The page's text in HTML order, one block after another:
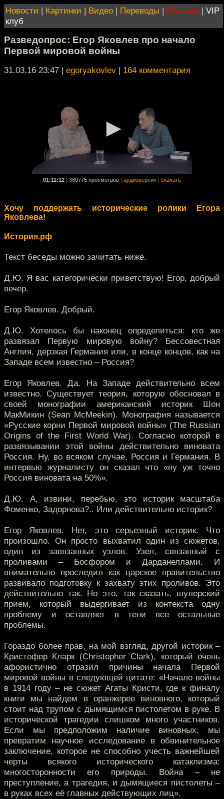
Новости | Картинки | Видео | Переводы | Магазин | VIP
клуб
Разведопрос: Егор Яковлев про начало
Первой мировой войны
31.03.16 23:47 | egoryakovlev | 164 комментария
01:11:12 380775 просмотров аудиоверсия скачать
Хочу поддержать исторические ролики Егора
Яковлева!
История.рф
Текст беседы можно зачитать ниже.
Д.Ю. Я вас категорически приветствую! Егор, добрый
вечер.
Егор Яковлев. Добрый.
Д.Ю. Хотелось бы наконец определиться: кто же
развязал Первую мировую войну? Бессовестная
Англия, дерзкая Германия или, в конце концов, как на
Западе всем известно – Россия?
Егор Яковлев. Да. На Западе действительно всем
известно. Существует теория, которую обосновал в
своей монографии американский историк Шон
МакМикин (Sean McMeekin). Монография называется
«Русские корни Первой мировой войны» (The Russian
Origins of the First World War). Согласно которой в
развязывании этой войны действительно виновата
Россия. Ну, во всяком случае, Россия и Германия. В
интервью журналисту он сказал что «ну уж точно
Россия виновата на 50%».
Д.Ю. А, извини, перебью, это историк масштаба
Фоменко, Задорнова?.. Или действительно историк?
Егор Яковлев. Нет, это серьезный историк. Что
произошло. Он просто выхватил один из сюжетов,
один из завязанных узлов. Узел, связанный с
проливами – Босфором и Дарданеллами. И
внимательно проследил как царское правительство
развивало подготовку к захвату этих проливов. Это
действительно так. Но это, так сказать, шулерский
прием, который выдергивает из контекста одну
проблему и оставляет в тени все остальные
проблемы.
Гораздо более прав, на мой взгляд, другой историк –
Кристофер Кларк (Christopher Clark), который очень
афористично отразил причины начала Первой
мировой войны в следующей цитате: «Начало войны
в 1914 году – не сюжет Агаты Кристи, где к финалу
книги мы найдем в оранжерее виновного, который
стоит над трупом с дымящимся пистолетом в руке. В
исторической трагедии слишком много участников.
Если мы предположим наличие виновных, мы
превратим научное исследование в обвинительное
заключение, которое не способно учесть важнейшей
черты всякого исторического катаклизма:
многосторонности его природы. Война – не
преступление, а трагедия, и дымящиеся пистолеты –
в руках всех её главных действующих лиц».